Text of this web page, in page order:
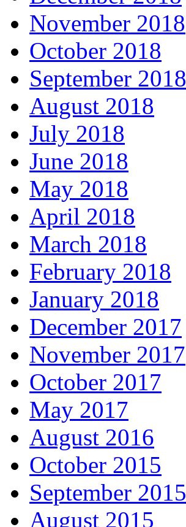
November 2018
October 2018
September 2018
August 2018
July 2018
June 2018
May 2018
April 2018
March 2018
February 2018
January 2018
December 2017
November 2017
October 2017
May 2017
August 2016
October 2015
September 2015
August 2015